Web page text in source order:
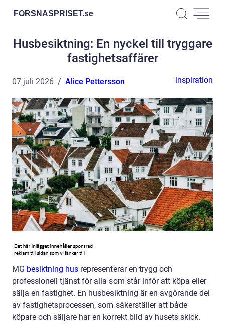
FORSNASPRISET.se
Husbesiktning: En nyckel till tryggare
fastighetsaffärer
07 juli 2026 Alice Pettersson inspiration
MG besiktning hus representerar en trygg och
professionell tjänst för alla som står inför att köpa eller
sälja en fastighet. En husbesiktning är en avgörande del
av fastighetsprocessen, som säkerställer att både
köpare och säljare har en korrekt bild av husets skick.